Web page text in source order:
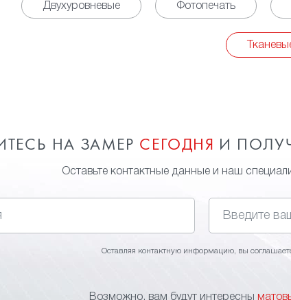
Двухуровневые Фотопечать
НА ЗАМЕР СЕГОДНЯ И
Оставьте контактные данные и наш
Оставляя контактную информацию, вы
Возможно, вам будут интересны